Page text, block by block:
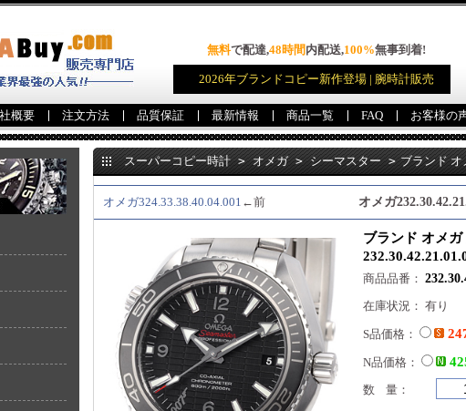
無料で配達,48時間 内配送,100%無事到着!
2026年ブランドコピー新作登場 | 腕時計販売
概要 注文方法 品質保証 最新情報 商品一覧 FAQ お客様の
スーパーコピー時計 > オメガ > シーマスター > ブランド オ
232.30.42.21.01.004 時計
オメガ324.33.38.40.04.001 ←前 オメガ
ブランド オメ
商品品番：
在庫状況： 有り
S品価格：
N品価格：
数 量：